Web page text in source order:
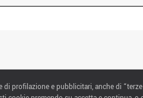
profilazione e pubblicitari, anche di